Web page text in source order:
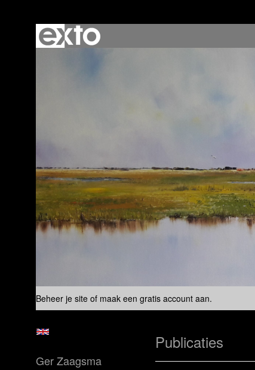
Beheer je site of maak een gratis account aan.
Publicaties
Ger Zaagsma